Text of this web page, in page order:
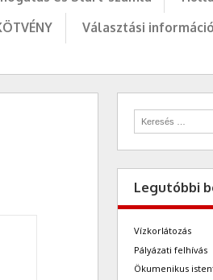
Választási
Legutóbbi
Vízkorlátozás
Pályázati felhívás
Ökumenikus